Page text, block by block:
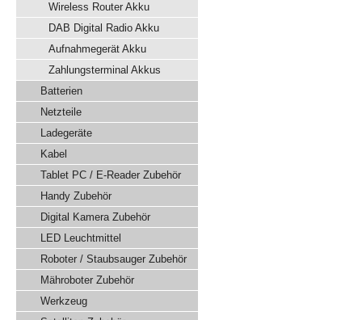
Wireless Router Akku
DAB Digital Radio Akku
Aufnahmegerät Akku
Zahlungsterminal Akkus
Batterien
Netzteile
Ladegeräte
Kabel
Tablet PC / E-Reader Zubehör
Handy Zubehör
Digital Kamera Zubehör
LED Leuchtmittel
Roboter / Staubsauger Zubehör
Mähroboter Zubehör
Werkzeug